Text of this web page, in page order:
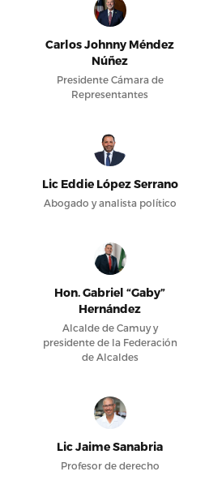
Carlos Johnny Méndez
Núñez
Presidente Cámara de
Representantes
Lic Eddie López Serrano
Abogado y analista político
Hon. Gabriel “Gaby”
Hernández
Alcalde de Camuy y
presidente de la Federación
de Alcaldes
Lic Jaime Sanabria
Profesor de derecho